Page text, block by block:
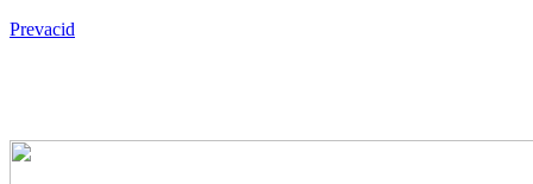
Prevacid